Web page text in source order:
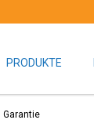
PRODUKTE
Garantie